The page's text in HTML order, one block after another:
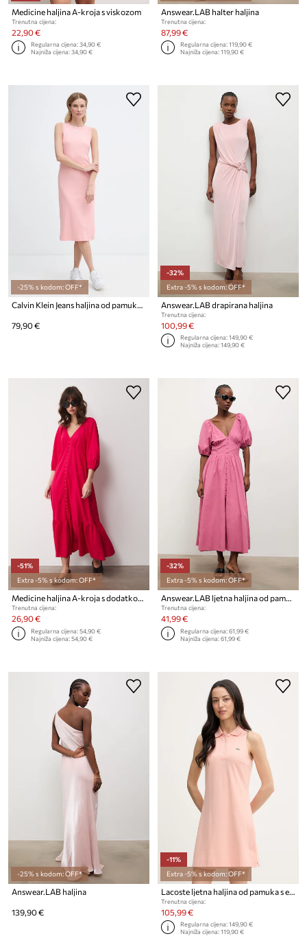
Medicine haljina A-kroja s viskozom
Trenutna cijena:
22,90 €
Regularna cijena:34,90 €
Najniža cijena:34,90 €
Answear.LAB halter haljina
Trenutna cijena:
87,99 €
Regularna cijena:119,90 €
Najniža cijena:119,90 €
-25% s kodom: OFF*
Calvin Klein Jeans haljina od pamuka s elastanom
79,90 €
-32%
Extra -5% s kodom: OFF*
Answear.LAB drapirana haljina
Trenutna cijena:
100,99 €
Regularna cijena:149,90 €
Najniža cijena:149,90 €
-51%
Extra -5% s kodom: OFF*
Medicine haljina A-kroja s dodatkom lana
Trenutna cijena:
26,90 €
Regularna cijena:54,90 €
Najniža cijena:54,90 €
-32%
Extra -5% s kodom: OFF*
Answear.LAB ljetna haljina od pamuka
Trenutna cijena:
41,99 €
Regularna cijena:61,99 €
Najniža cijena:61,99 €
-25% s kodom: OFF*
Answear.LAB haljina
139,90 €
-11%
Extra -5% s kodom: OFF*
Trenutna cijena:
105,99 €
Regularna cijena:149,90 €
Najniža cijena:119,90 €